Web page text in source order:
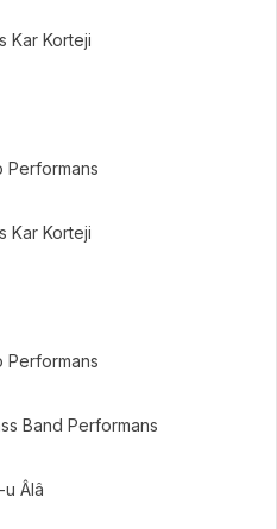
Kar Korteji
Performans
Kar Korteji
Performans
Band Performans
u Âlâ